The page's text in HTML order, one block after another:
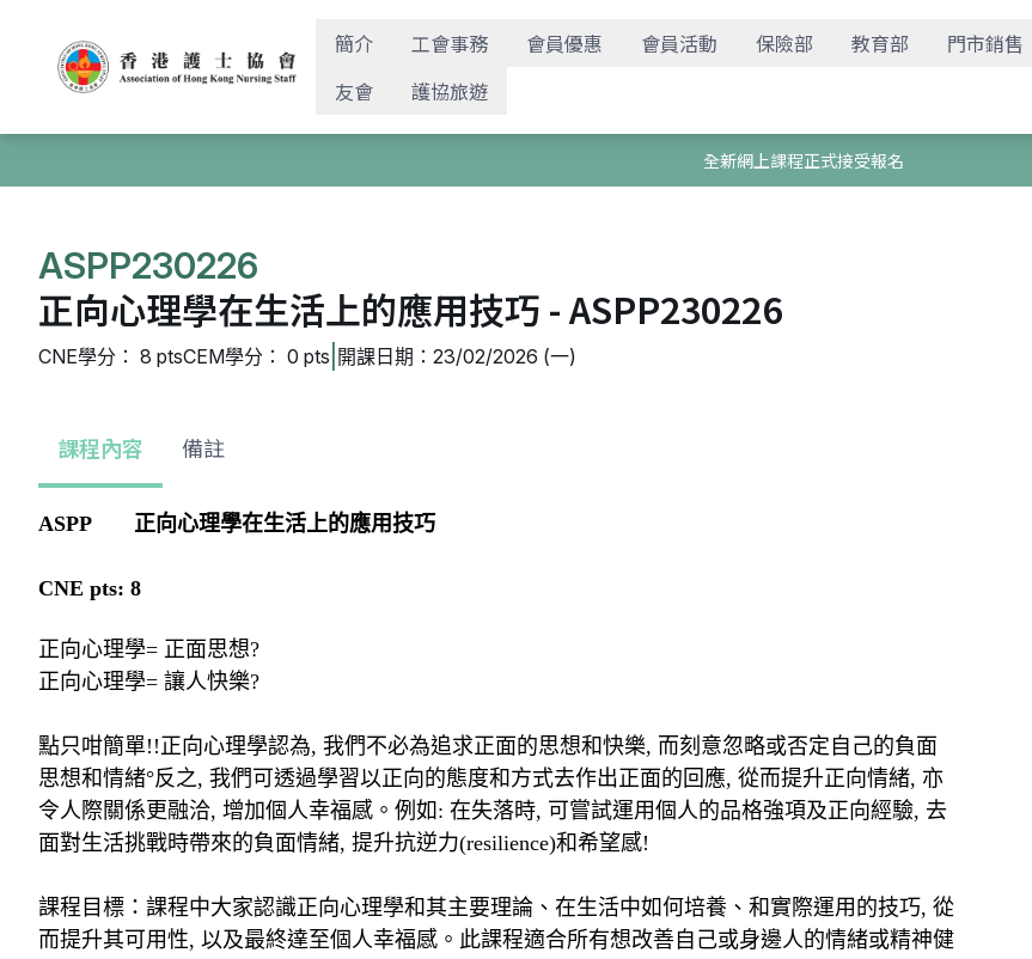
簡介 工會事務 會員優惠 會員活動 保險部 教育部 門市銷售
友會
護協旅遊
全新網上課程正式接受報名
ASPP230226
正向心理學在生活上的應用技巧 - ASPP230226
CNE學分： 8 ptsCEM學分： 0 pts 開課日期：23/02/2026 (一)
課程內容 備註
ASPP 正向心理學在生活上的應用技巧
CNE pts: 8
正向心理學= 正面思想?
正向心理學= 讓人快樂?
點只咁簡單!!正向心理學認為, 我們不必為追求正面的思想和快樂, 而刻意忽略或否定自己的負面
思想和情緒°反之, 我們可透過學習以正向的態度和方式去作出正面的回應, 從而提升正向情緒, 亦
令人際關係更融洽, 增加個人幸福感。例如 : 在失落時, 可嘗試運用個人的品格強項及正向經驗, 去
面對生活挑戰時帶來的負面情緒, 提升抗逆力(resilience)和希望感!
課程目標：課程中大家認識正向心理學和其主要理論、在生活中如何培養、和實際運用的技巧, 從
而提升其可用性, 以及最終達至個人幸福感。此課程適合所有想改善自己或身邊人的情緒或精神健